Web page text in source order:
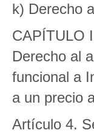
k) Derecho
CAPÍTULO
Derecho al
funcional a
a un precio
Artículo 4.